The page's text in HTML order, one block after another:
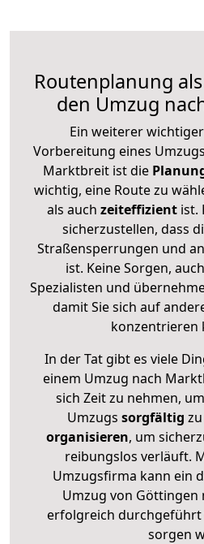
Routenplanung
den Umzug
Ein weiterer
Vorbereitung eines
Marktbreit ist die
wichtig, eine Route zu
als auch zeiteffizientist.
sicherzustellen, dass
Straßensperrungen und
ist. Keine Sorgen,
Spezialisten und
damit Sie sich auf
konzentrieren
In der Tat gibt es viele
einem Umzug nach
sich Zeit zu nehmen,
Umzugs sorgfältig zu
organisieren, um
reibungslos verläuft.
Umzugsfirma kann ein
Umzug von
erfolgreich
sorgen